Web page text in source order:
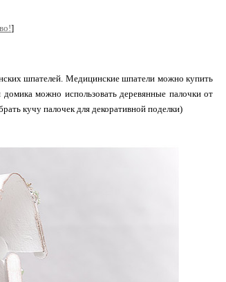
]
шпателей. Медицинские шпатели можно купить
можно использовать деревянные палочки от
кучу палочек для декоративной поделки)